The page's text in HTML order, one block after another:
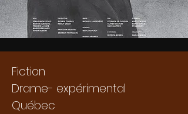
Fiction
Drame- expérimental
Québec